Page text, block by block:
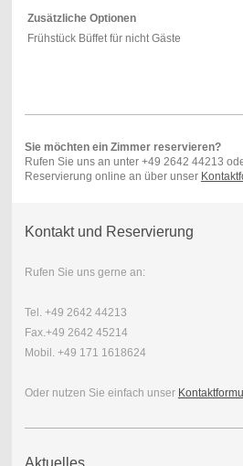
Zusätzliche Optionen
Frühstück Büffet für nicht Gäste
Sie möchten ein Zimmer reservieren?
Rufen Sie uns an unter +49 2642 44213
Reservierung online an über unser
Kontakt und Reservierung
Rufen Sie uns gerne an:
Tel. +49 2642 44213
Fax.+49 2642 45214
Mobil. +49 171 1618624
Oder nutzen Sie einfach unser